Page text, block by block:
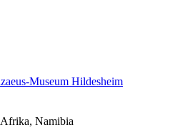
Museum Hildesheim
Namibia